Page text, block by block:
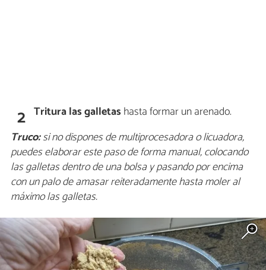
2 Tritura las galletas hasta formar un arenado.
Truco:si no dispones de multiprocesadora o licuadora,
puedes elaborar este paso de forma manual, colocando
las galletas dentro de una bolsa y pasando por encima
con un palo de amasar reiteradamente hasta moler al
máximo las galletas.